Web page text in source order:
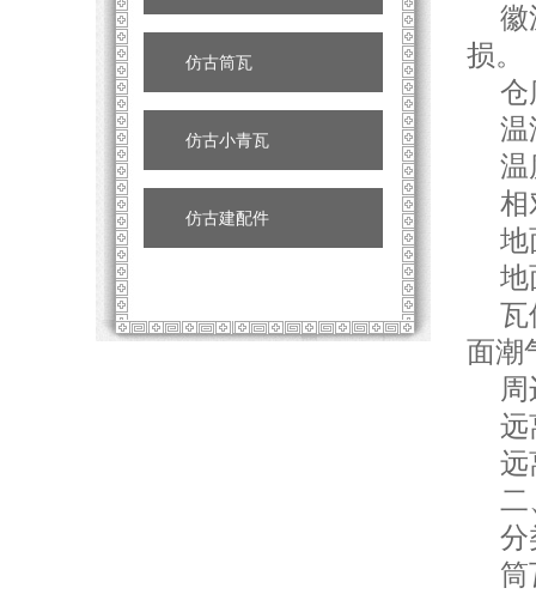
仿古筒瓦
仿古小青瓦
仿古建配件
徽
损。
仓
温
温
相
地
地
瓦
面潮
周
远
远
二
分
筒